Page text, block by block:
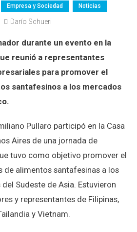
Empresa y Sociedad Noticias
Darío Schueri
durante un evento en la
reunió a representantes
para promover el
santafesinos a los mercados
Pullaro participó en la Casa
Aires de una jornada de
tuvo como objetivo promover el
de alimentos santafesinas a los
Sudeste de Asia. Estuvieron
y representantes de Filipinas,
y Vietnam.